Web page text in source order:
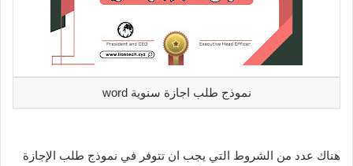
نموذج طلب اجازة سنوية word
هناك عدد من الشروط التي يجب ان تتوفر في نموذج طلب الإجازة